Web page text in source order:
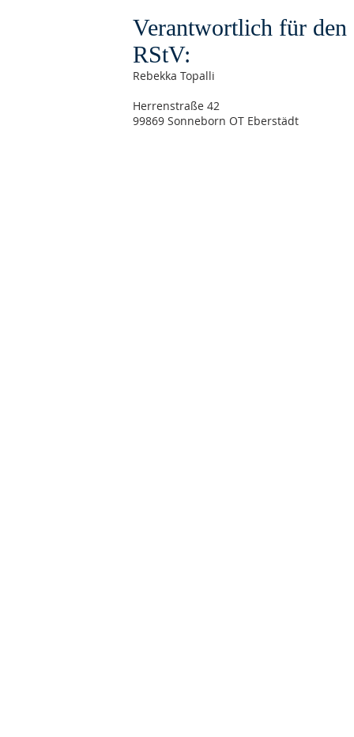
Verantwortlich für
RStV:
Rebekka Topalli
Herrenstraße 42
99869 Sonneborn OT Eberstädt